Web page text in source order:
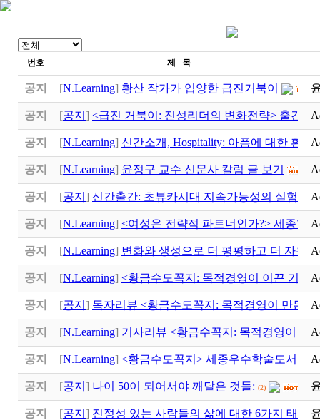
번호 제 목
공지 [N.Learning] 황산 작가가 입양한 급진거북이
공지 [공지 ] <급진 거북이: 진성리더의 변화전략> 출간
공지 [N.Learning] 신간소개, Hospitality: 아픔에 대한 환대
공지 [N.Learning] 윤정구 교수 신문사 칼럼 글 보기
공지 [공지 ] 신간출간: 초뷰카시대 지속가능성의 실험실
공지 [N.Learning] <여성은 전략적 파트너인가?> 세종학
공지 [N.Learning] 변화와 생성으로 더 평평하고 더 자유
공지 [N.Learning] <황금수도꼭지: 목적경영이 이끈 기적
공지 [공지 ] 독자리뷰 <황금수도꼭지: 목적경영이 만든
공지 [N.Learning] 기사리뷰 <황금수꼭지: 목적경영이 만
공지 [N.Learning] <황금수도꼭지> 세종우수학술도서 선
공지 [공지 ] 나이 50이 되어서야 깨달은 것들: (2)
공지 [공지 ] 진정성 있는 사람들의 삶에 대한 6가지 태도 (1)